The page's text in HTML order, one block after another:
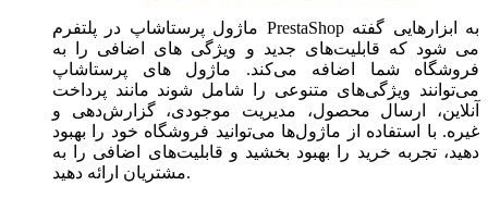
ماژول‌ پرستاشاپ در پلتفرم PrestaShop به ابزارهایی گفته
می شود که قابلیت‌های جدید و ویژگی های اضافی را به
فروشگاه شما اضافه می‌کند. ماژول های پرستاشاپ
می‌توانند ویژگی‌های متنوعی را شامل شوند مانند پرداخت
آنلاین، ارسال محصول، مدیریت موجودی، گزارش‌دهی و
غیره. با استفاده از ماژول‌ها می‌توانید فروشگاه خود را بهبود
دهید، تجربه خرید را بهبود بخشید و قابلیت‌های اضافی را به
مشتریان ارائه دهید.